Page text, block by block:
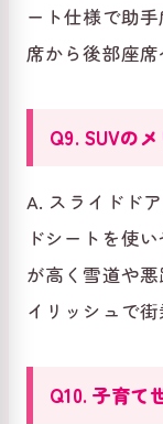
ート仕様で助
席から後部座
Q9. SUVの
A. スライドド
ドシートを使
が高く雪道や
イリッシュで街
Q10. 子育て